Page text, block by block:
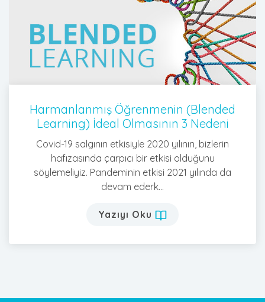
Harmanlanmış Öğrenmenin (Blended
Learning) İdeal Olmasının 3 Nedeni
Covid-19 salgının etkisiyle 2020 yılının, bizlerin
hafızasında çarpıcı bir etkisi olduğunu
söylemeliyiz. Pandeminin etkisi 2021 yılında da
devam ederk...
Yazıyı Oku